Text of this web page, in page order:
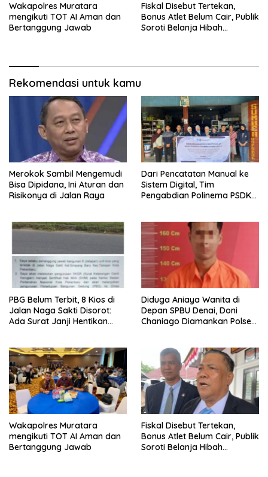
Wakapolres Muratara
mengikuti TOT AI Aman dan
Bertanggung Jawab
Fiskal Disebut Tertekan,
Bonus Atlet Belum Cair, Publik
Soroti Belanja Hibah
Rekomendasi untuk kamu
Merokok Sambil Mengemudi
Bisa Dipidana, Ini Aturan dan
Risikonya di Jalan Raya
Dari Pencatatan Manual ke
Sistem Digital, Tim
Pengabdian Polinema PSDKU
PBG Belum Terbit, 8 Kios di
Jalan Naga Sakti Disorot:
Ada Surat Janji Hentikan
Diduga Aniaya Wanita di
Depan SPBU Denai, Doni
Chaniago Diamankan Polsek
Wakapolres Muratara
mengikuti TOT AI Aman dan
Bertanggung Jawab
Fiskal Disebut Tertekan,
Bonus Atlet Belum Cair, Publik
Soroti Belanja Hibah